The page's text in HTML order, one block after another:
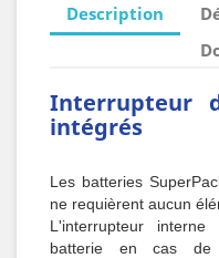
Description
Interrupteur
intégrés
Les batteries
ne requièrent aucun
L'interrupteur
batterie en cas de